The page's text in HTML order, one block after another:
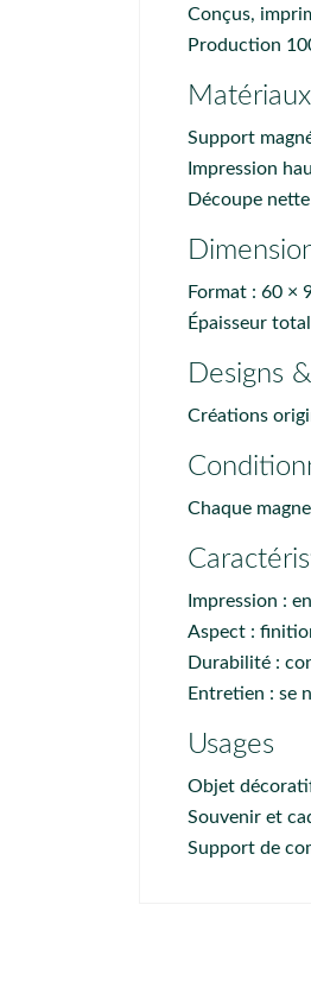
Conçus,
Production
Matériaux
Support
Impression
Découpe
Format : 60 ×
Épaisseur
Designs
Créations
Chaque
Impression :
Aspect :
Durabilité :
Entretien : se
Usages
Objet
Souvenir et
Support de